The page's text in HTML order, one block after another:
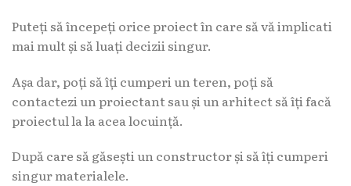
Puteți să începeți orice proiect în care să vă implicati
mai mult și să luați decizii singur.
Așa dar, poți să îți cumperi un teren, poți să
contactezi un proiectant sau și un arhitect să îți facă
proiectul la la acea locuință.
După care să găsești un constructor și să îți cumperi
singur materialele.